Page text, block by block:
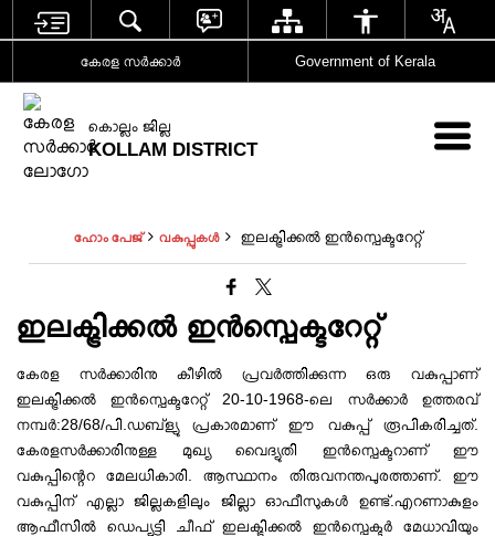
കേരള സര്‍ക്കാര്‍ Government of Kerala
കൊല്ലം ജില്ല
KOLLAM DISTRICT
ഹോം പേജ് വകുപ്പുകൾ ഇലക്ട്രിക്കൽ ഇൻസ്പെക്ടറേറ്റ്
ഇലക്ട്രിക്കൽ ഇൻസ്പെക്ടറേറ്റ്
കേരള സർക്കാരിനു കീഴിൽ പ്രവർത്തിക്കുന്ന ഒരു വകുപ്പാണ്
ഇലക്ട്രിക്കൽ ഇൻസ്പെക്ടറേറ്റ് 20-10-1968-ലെ സർക്കാർ ഉത്തരവ്
നമ്പർ:28/68/പി.ഡബ്ള്യു പ്രകാരമാണ് ഈ വകുപ്പ് രൂപികരിച്ചത്.
കേരളസർക്കാരിനുള്ള മുഖ്യ വൈദ്യുതി ഇൻസ്പെക്ടറാണ് ഈ
വകുപ്പിന്റെറ മേലധികാരി. ആസ്ഥാനം തിരുവനന്തപുരത്താണ്. ഈ
വകുപ്പിന് എല്ലാ ജില്ലകളിലും ജില്ലാ ഓഫീസുകൾ ഉണ്ട്.എറണാകുളം
ആഫീസിൽ ഡെപ്യൂട്ടി ചീഫ് ഇലക്ട്രിക്കൽ ഇൻസ്പെക്ടർ മേധാവിയും